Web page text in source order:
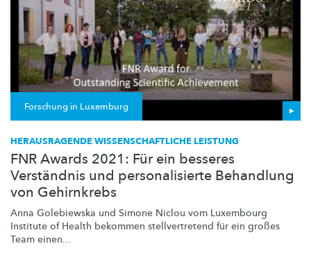
Forschung in Luxemburg
HERAUSRAGENDE WISSENSCHAFTLICHE LEISTUNG
FNR Awards 2021: Für ein besseres
Verständnis und personalisierte Behandlung
von Gehirnkrebs
Anna Golebiewska und Simone Niclou vom Luxembourg
Institute of Health bekommen stellvertretend für ein großes
Team einen...